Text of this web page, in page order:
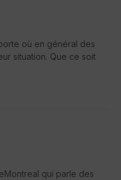
où en général des
situation. Que ce soit
qui parle des